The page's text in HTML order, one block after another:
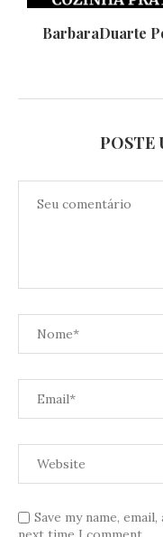
BarbaraDuarte
POSTE
Save my name,